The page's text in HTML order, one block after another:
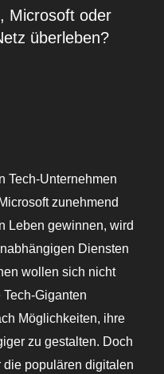
Microsoft oder
überleben?
Tech-Unternehmen
zunehmend
Leben gewinnen, wird
Diensten
wollen sich nicht
Giganten
Möglichkeiten, ihre
zu gestalten. Doch
populären digitalen